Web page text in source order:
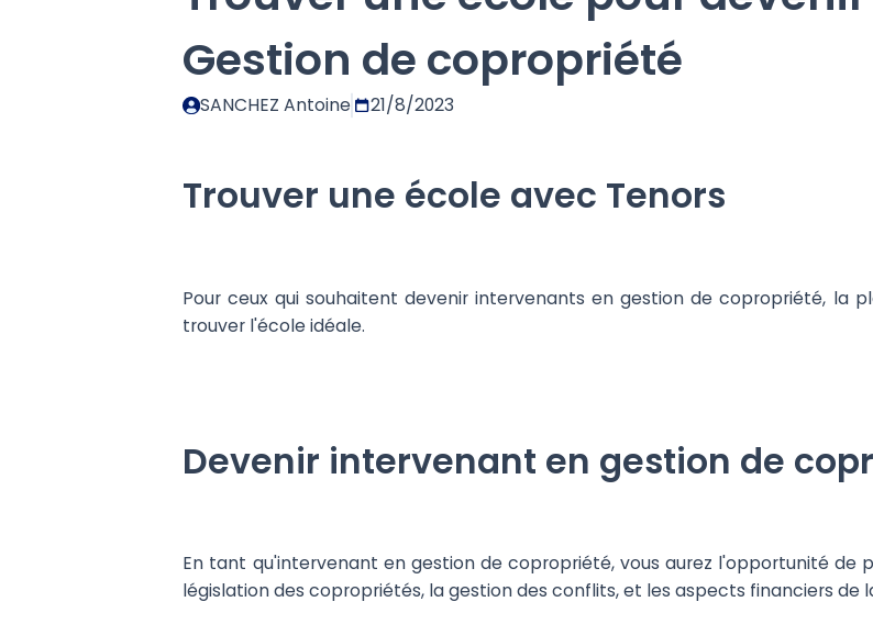
Gestion de copropriété
SANCHEZ Antoine 21/8/2023
Trouver une école avec Tenors
Pour ceux qui souhaitent devenir intervenants en gestion de copropriété, la
trouver l'école idéale.
Devenir intervenant en gestion de
En tant qu'intervenant en gestion de copropriété, vous aurez l'opportunité de
législation des copropriétés, la gestion des conflits, et les aspects financiers de